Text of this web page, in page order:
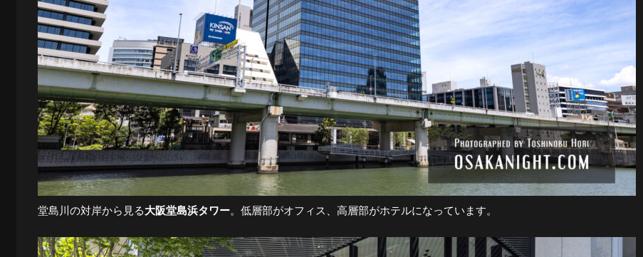
の
夜
景
と
堂島川の対岸から見る大阪堂島浜タワー。低層部がオフィス、高層部がホテルになっています。